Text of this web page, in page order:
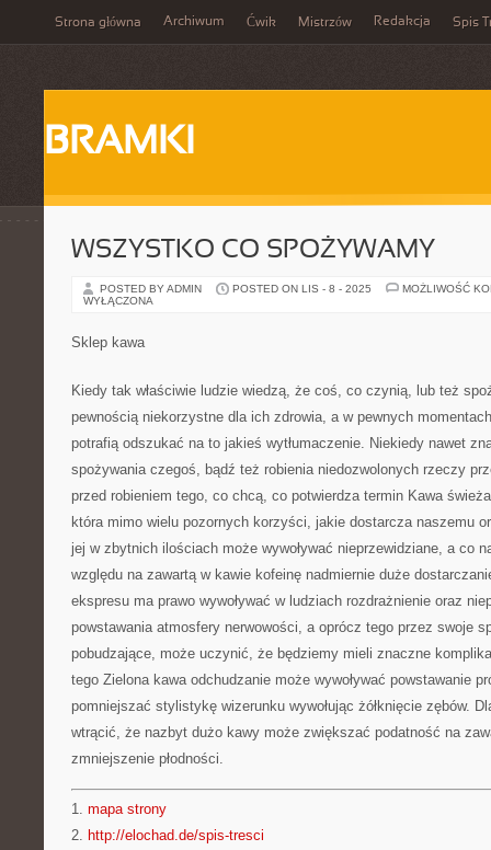
Strona główna Archiwum Ćwik Mistrzów Redakcja Spis
BRAMKI
WSZYSTKO CO SPOŻYWAMY…
POSTED BY ADMIN POSTED ON LIS - 8 - 2025
MOŻLIWOŚĆ
WYŁĄCZONA
Sklep kawa
Kiedy tak właściwie ludzie wiedzą, że coś, co czynią, lub też
pewnością niekorzystne dla ich zdrowia, a w pewnych
potrafią odszukać na to jakieś wytłumaczenie. Niekiedy nawet
spożywania czegoś, bądź też robienia niedozwolonych rzeczy
przed robieniem tego, co chcą, co potwierdza termin Kawa
która mimo wielu pozornych korzyści, jakie dostarcza naszemu
jej w zbytnich ilościach może wywoływać nieprzewidziane, a co
względu na zawartą w kawie kofeinę nadmiernie duże
ekspresu ma prawo wywoływać w ludziach rozdrażnienie oraz
powstawania atmosfery nerwowości, a oprócz tego przez swoje
pobudzające, może uczynić, że będziemy mieli znaczne
tego Zielona kawa odchudzanie może wywoływać powstawanie
pomniejszać stylistykę wizerunku wywołując żółknięcie zębów.
wtrącić, że nazbyt dużo kawy może zwiększać podatność na
zmniejszenie płodności.
1. mapa strony
2. http://elochad.de/spis-tresci